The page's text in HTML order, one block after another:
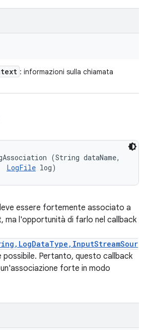
: informazioni sulla chiamata
(String dataName,
LogFile log)
essere fortemente associato a
ma l'opportunità di farlo nel callback
possibile. Pertanto, questo callback
forte in modo